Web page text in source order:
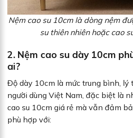
Nệm cao su 10cm là dòng nệm
su thiên nhiên hoặc cao
2. Nệm cao su dày 10cm
ai?
Độ dày 10cm là mức trung bình, lý
người dùng Việt Nam, đặc biệt là
cao su 10cm giá rẻ mà vẫn đảm
phù hợp với: